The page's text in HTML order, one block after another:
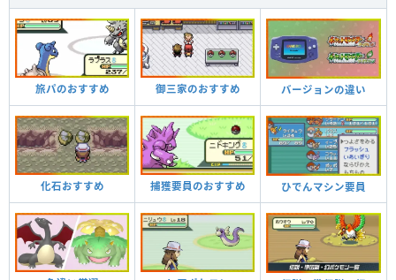
旅パのおすすめ 御三家のおすすめ バージョンの違い
化石おすすめ 捕獲要員のおすすめ ひでんマシン要員